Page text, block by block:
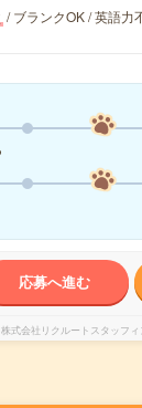
/ ブランクOK / 英語力
応募へ進む
株式会社リクルートスタッフィ